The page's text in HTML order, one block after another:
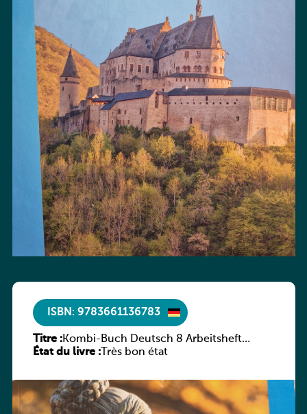
ISBN: 9783661136783
Titre :Kombi-Buch Deutsch 8 Arbeitsheft
(Neue Ausgabe Luxemburg)
État du livre :Très bon état